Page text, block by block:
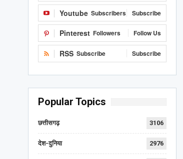
Youtube Subscribers Subscribe
Pinterest Followers Follow Us
RSS Subscribe Subscribe
Popular Topics
छत्तीसगढ़ 3106
देश-दुनिया 2976